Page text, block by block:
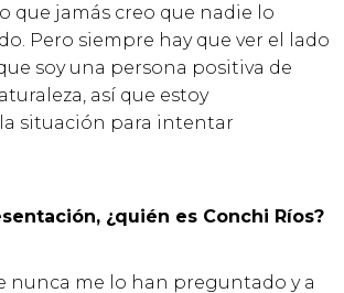
que jamás creo que nadie lo
Pero siempre hay que ver el lado
soy una persona positiva de
así que estoy
situación para intentar
¿quién es Conchi Ríos?
nunca me lo han preguntado y a